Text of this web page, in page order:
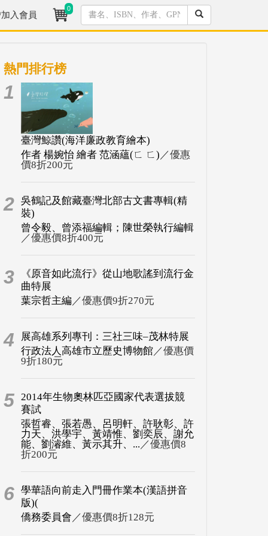
入會員
0
熱門排行榜
1
臺灣鯨讚(海洋廉政教育繪本)
作者 楊婉怡 繪者 范涵蘊(ㄈ ㄈ) ／優惠
價8折200元
2 吳鶴記及館藏臺灣北部古文書專輯(精
裝)
曾令毅、曾添福編輯；陳世榮執行編輯
／優惠價8折400元
3
《原音如此流行》從山地歌謠到流行金
曲特展
葉宗哲主編 ／優惠價9折270元
4
展高雄系列專刊：三社三味–茂林特展
行政法人高雄市立歷史博物館／優惠價
9折180元
5 2014年生物奧林匹亞國家代表選拔競
賽試
張哲睿、張若愚、呂明軒、許耿彰、許
力天、洪學宇、黃靖惟、劉奕辰、謝允
能、劉濬維、黃示其升、... ／優惠價8
折200元
6 學華語向前走入門冊作業本(漢語拼音
版)(
僑務委員會 ／優惠價8折128元